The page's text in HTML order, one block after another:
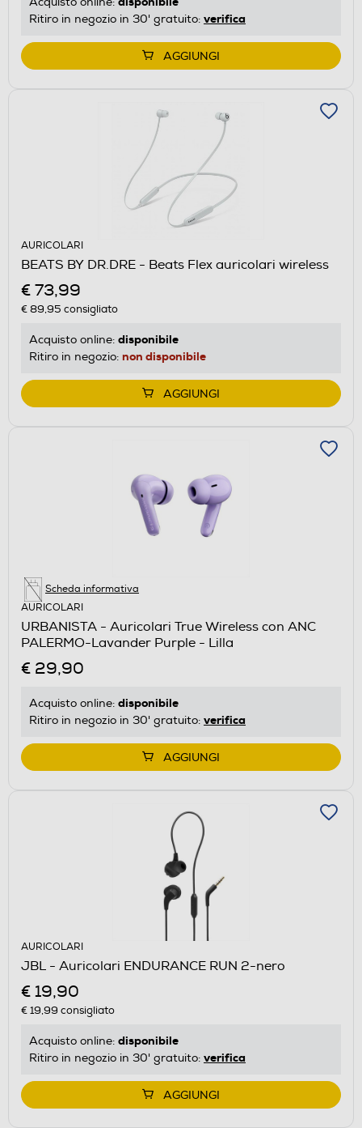
Ritiro in negozio in 30' gratuito: verifica
AGGIUNGI
AURICOLARI
BEATS BY DR.DRE - Beats Flex auricolari wireless
€ 73,99
€ 89,95 consigliato
Acquisto online: disponibile
Ritiro in negozio: non disponibile
AGGIUNGI
Scheda informativa
AURICOLARI
URBANISTA - Auricolari True Wireless con ANC
PALERMO-Lavander Purple - Lilla
€ 29,90
Acquisto online: disponibile
Ritiro in negozio in 30' gratuito: verifica
AGGIUNGI
AURICOLARI
JBL - Auricolari ENDURANCE RUN 2-nero
€ 19,90
€ 19,99 consigliato
Acquisto online: disponibile
Ritiro in negozio in 30' gratuito: verifica
AGGIUNGI